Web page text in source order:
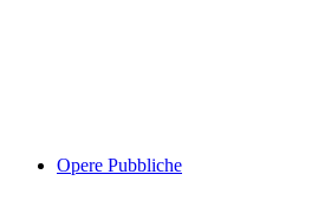
Opere Pubbliche